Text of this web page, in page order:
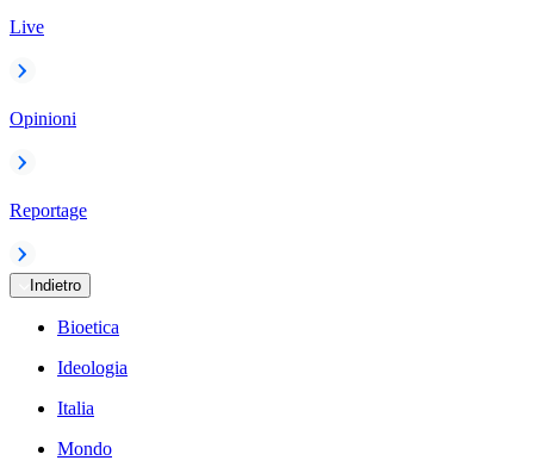
Live
Opinioni
Reportage
Indietro
Bioetica
Ideologia
Italia
Mondo